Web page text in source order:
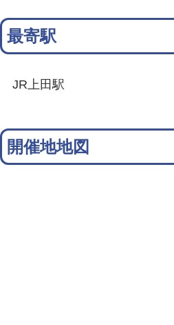
最寄駅
JR上田駅
開催地地図